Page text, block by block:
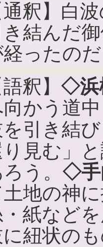
通釈】白
き結んだ
経ったの
語釈】 ◇浜
かう道
引き結
見む」
う。 ◇手
地の神
・紙など
紐状の